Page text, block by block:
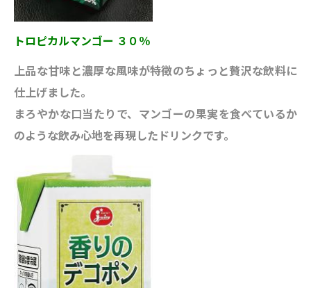
トロピカルマンゴー ３０％
上品な甘味と濃厚な風味が特徴のちょっと贅沢な飲料に
仕上げました。
まろやかな口当たりで、マンゴーの果実を食べているか
のような飲み心地を再現したドリンクです。